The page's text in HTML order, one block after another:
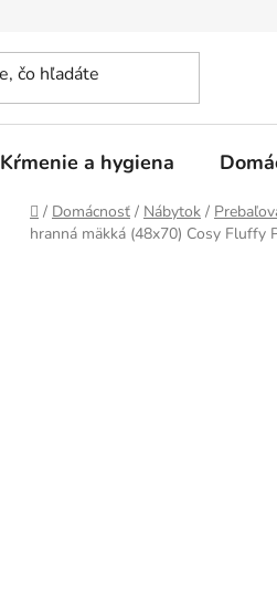
Kŕmenie a hygiena
Domov
/ Domácnosť / Nábytok /
hranná mäkká (48x70) Cosy Fluffy